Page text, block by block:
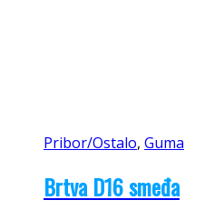
Pribor/Ostalo, Guma
Brtva D16 smeđa